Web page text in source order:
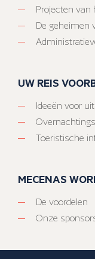
Projecten
De geheimen
UW REIS
Ideeën voor
Toeristische
MECENAS
De voordelen
Onze